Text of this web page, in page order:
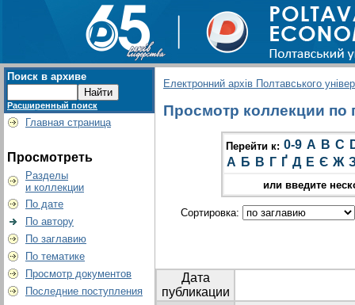
Поиск в архиве
Расширенный поиск
Главная страница
Просмотреть
Разделы
и коллекции
По дате
По автору
По заглавию
По тематике
Просмотр документов
Последние поступления
Електронний архів Полтавського
Просмотр коллекции по
Перейти к: 0-9 A B C
А Б В Г Ґ Д Е Є Ж
или введите
Сортировка:
Дата
публикации